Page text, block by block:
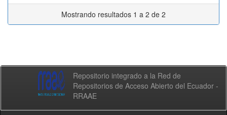
Mostrando resultados 1 a 2 de 2
Repositorio integrado a la Red de
Repositorios de Acceso Abierto del Ecuador -
RRAAE